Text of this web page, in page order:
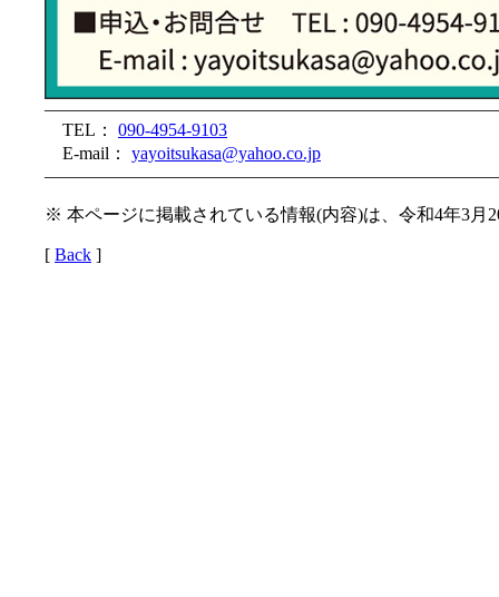
TEL： 090-4954-9103
E-mail： yayoitsukasa@yahoo.co.jp
※ 本ページに掲載されている情報(内容)は、令和4年3月
[ Back ]